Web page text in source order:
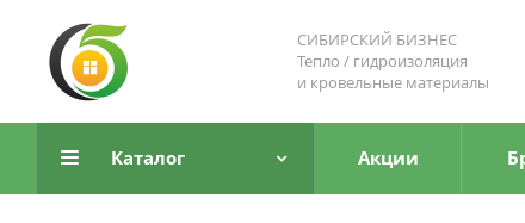
СИБИРСКИЙ БИЗНЕС
Тепло / гидроизоляция
и кровельные материалы
Каталог Акции